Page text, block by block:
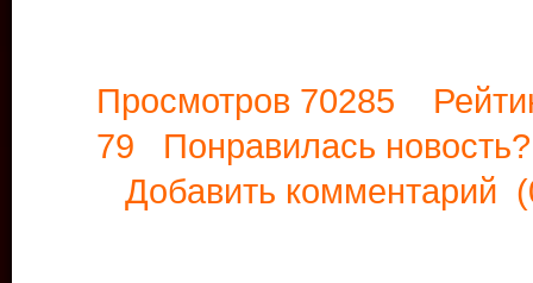
Просмотров 70285
79 Понравилась
Добавить комментарий